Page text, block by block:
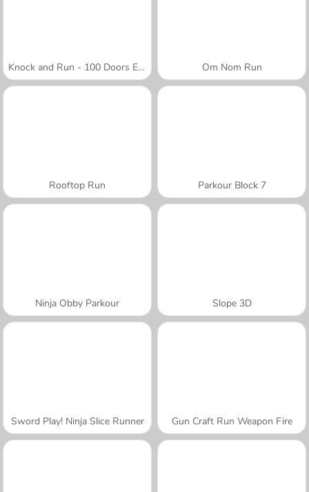
Knock and Run - 100 Doors Escape Om Nom Run
Rooftop Run Parkour Block 7
Ninja Obby Parkour Slope 3D
Sword Play! Ninja Slice Runner Gun Craft Run Weapon Fire